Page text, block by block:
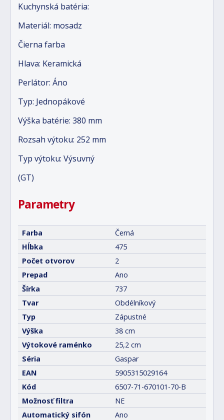
Kuchynská batéria:
Materiál: mosadz
Čierna farba
Hlava: Keramická
Perlátor: Áno
Typ: Jednopákové
Výška batérie: 380 mm
Rozsah výtoku: 252 mm
Typ výtoku: Výsuvný
(GT)
Parametry
Farba
Černá
Hĺbka
475
Počet otvorov
2
Prepad
Ano
Šírka
737
Tvar
Obdélníkový
Typ
Zápustné
Výška
38 cm
Výtokové raménko
25,2 cm
Séria
Gaspar
EAN
5905315029164
Kód
6507-71-670101-70-B
Možnosť filtra
NE
Automatický sifón
Ano